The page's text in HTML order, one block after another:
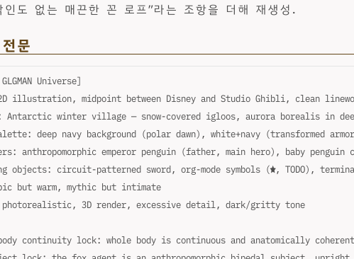
인도 없는 매끈한 꼰 로프”라는 조항을 더해 재생성.
문
Universe]
illustration, midpoint between Disney and Studio Ghibli, clean
Antarctic winter village — snow-covered igloos, aurora borealis in
deep navy background (polar dawn), white+navy (transformed
anthropomorphic emperor penguin (father, main hero), baby
objects: circuit-patterned sword, org-mode symbols (★, TODO),
but warm, mythic but intimate
photorealistic, 3D render, excessive detail, dark/gritty tone
body continuity lock: whole body is continuous and anatomically